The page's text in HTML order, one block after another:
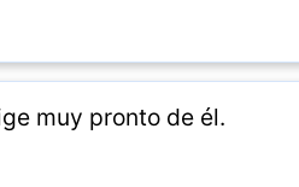
muy pronto de él.